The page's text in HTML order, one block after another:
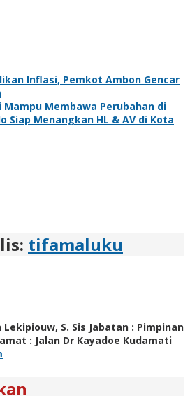
Inflasi, Pemkot Ambon Gencar
Mampu Membawa Perubahan di
Siap Menangkan HL & AV di Kota
tifamaluku
S. Sis Jabatan : Pimpinan
: Jalan Dr Kayadoe Kudamati